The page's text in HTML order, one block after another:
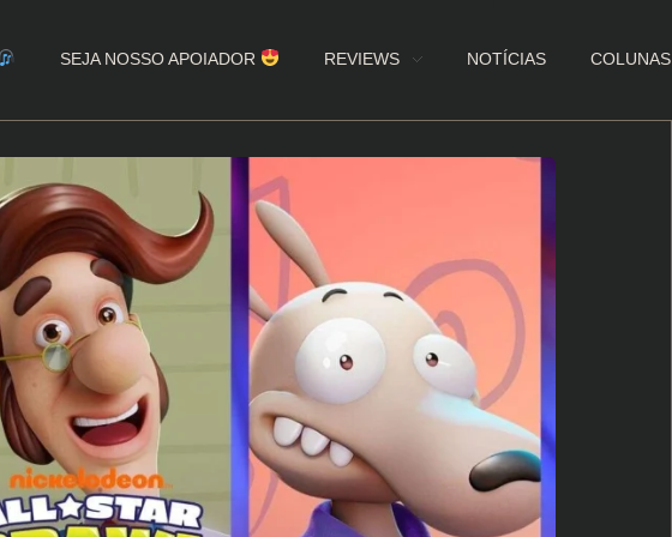
SEJA NOSSO APOIADOR REVIEWS NOTÍCIAS COLUNAS